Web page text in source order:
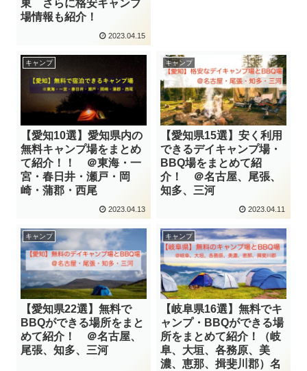
東 さらに格安キャンプ
場情報も紹介！
2023.04.15
キャンプ
【愛知10選】愛知県内の
無料キャンプ場をまとめ
て紹介！！ ＠東海・一
宮・春日井・瀬戸・岡
崎・蒲郡・西尾
2023.04.13
キャンプ
【愛知県15選】安く利用
できるデイキャンプ場・
BBQ場をまとめて紹
介！ ＠名古屋、尾張、
知多、三河
2023.04.11
キャンプ
【愛知県22選】無料で
BBQができる場所をまと
めて紹介！ ＠名古屋、
尾張、知多、三河
キャンプ
【岐阜県16選】無料でキ
ャンプ・BBQができる場
所をまとめて紹介！（岐
阜、大垣、各務原、美
濃、恵那、揖斐川郡）名